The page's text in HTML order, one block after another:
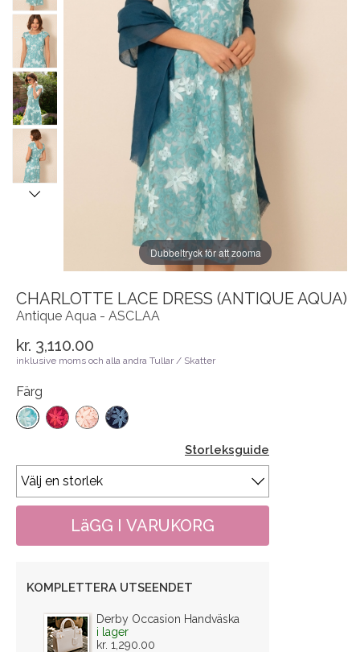
Dubbeltryck för att zooma
CHARLOTTE LACE DRESS (ANTIQUE AQUA)
Antique Aqua - ASCLAA
kr. 3,110.00
inklusive moms och alla andra Tullar / Skatter
Färg
Storleksguide
KOMPLETTERA UTSEENDET
Derby Occasion Handväska
i lager
kr. 1,290.00